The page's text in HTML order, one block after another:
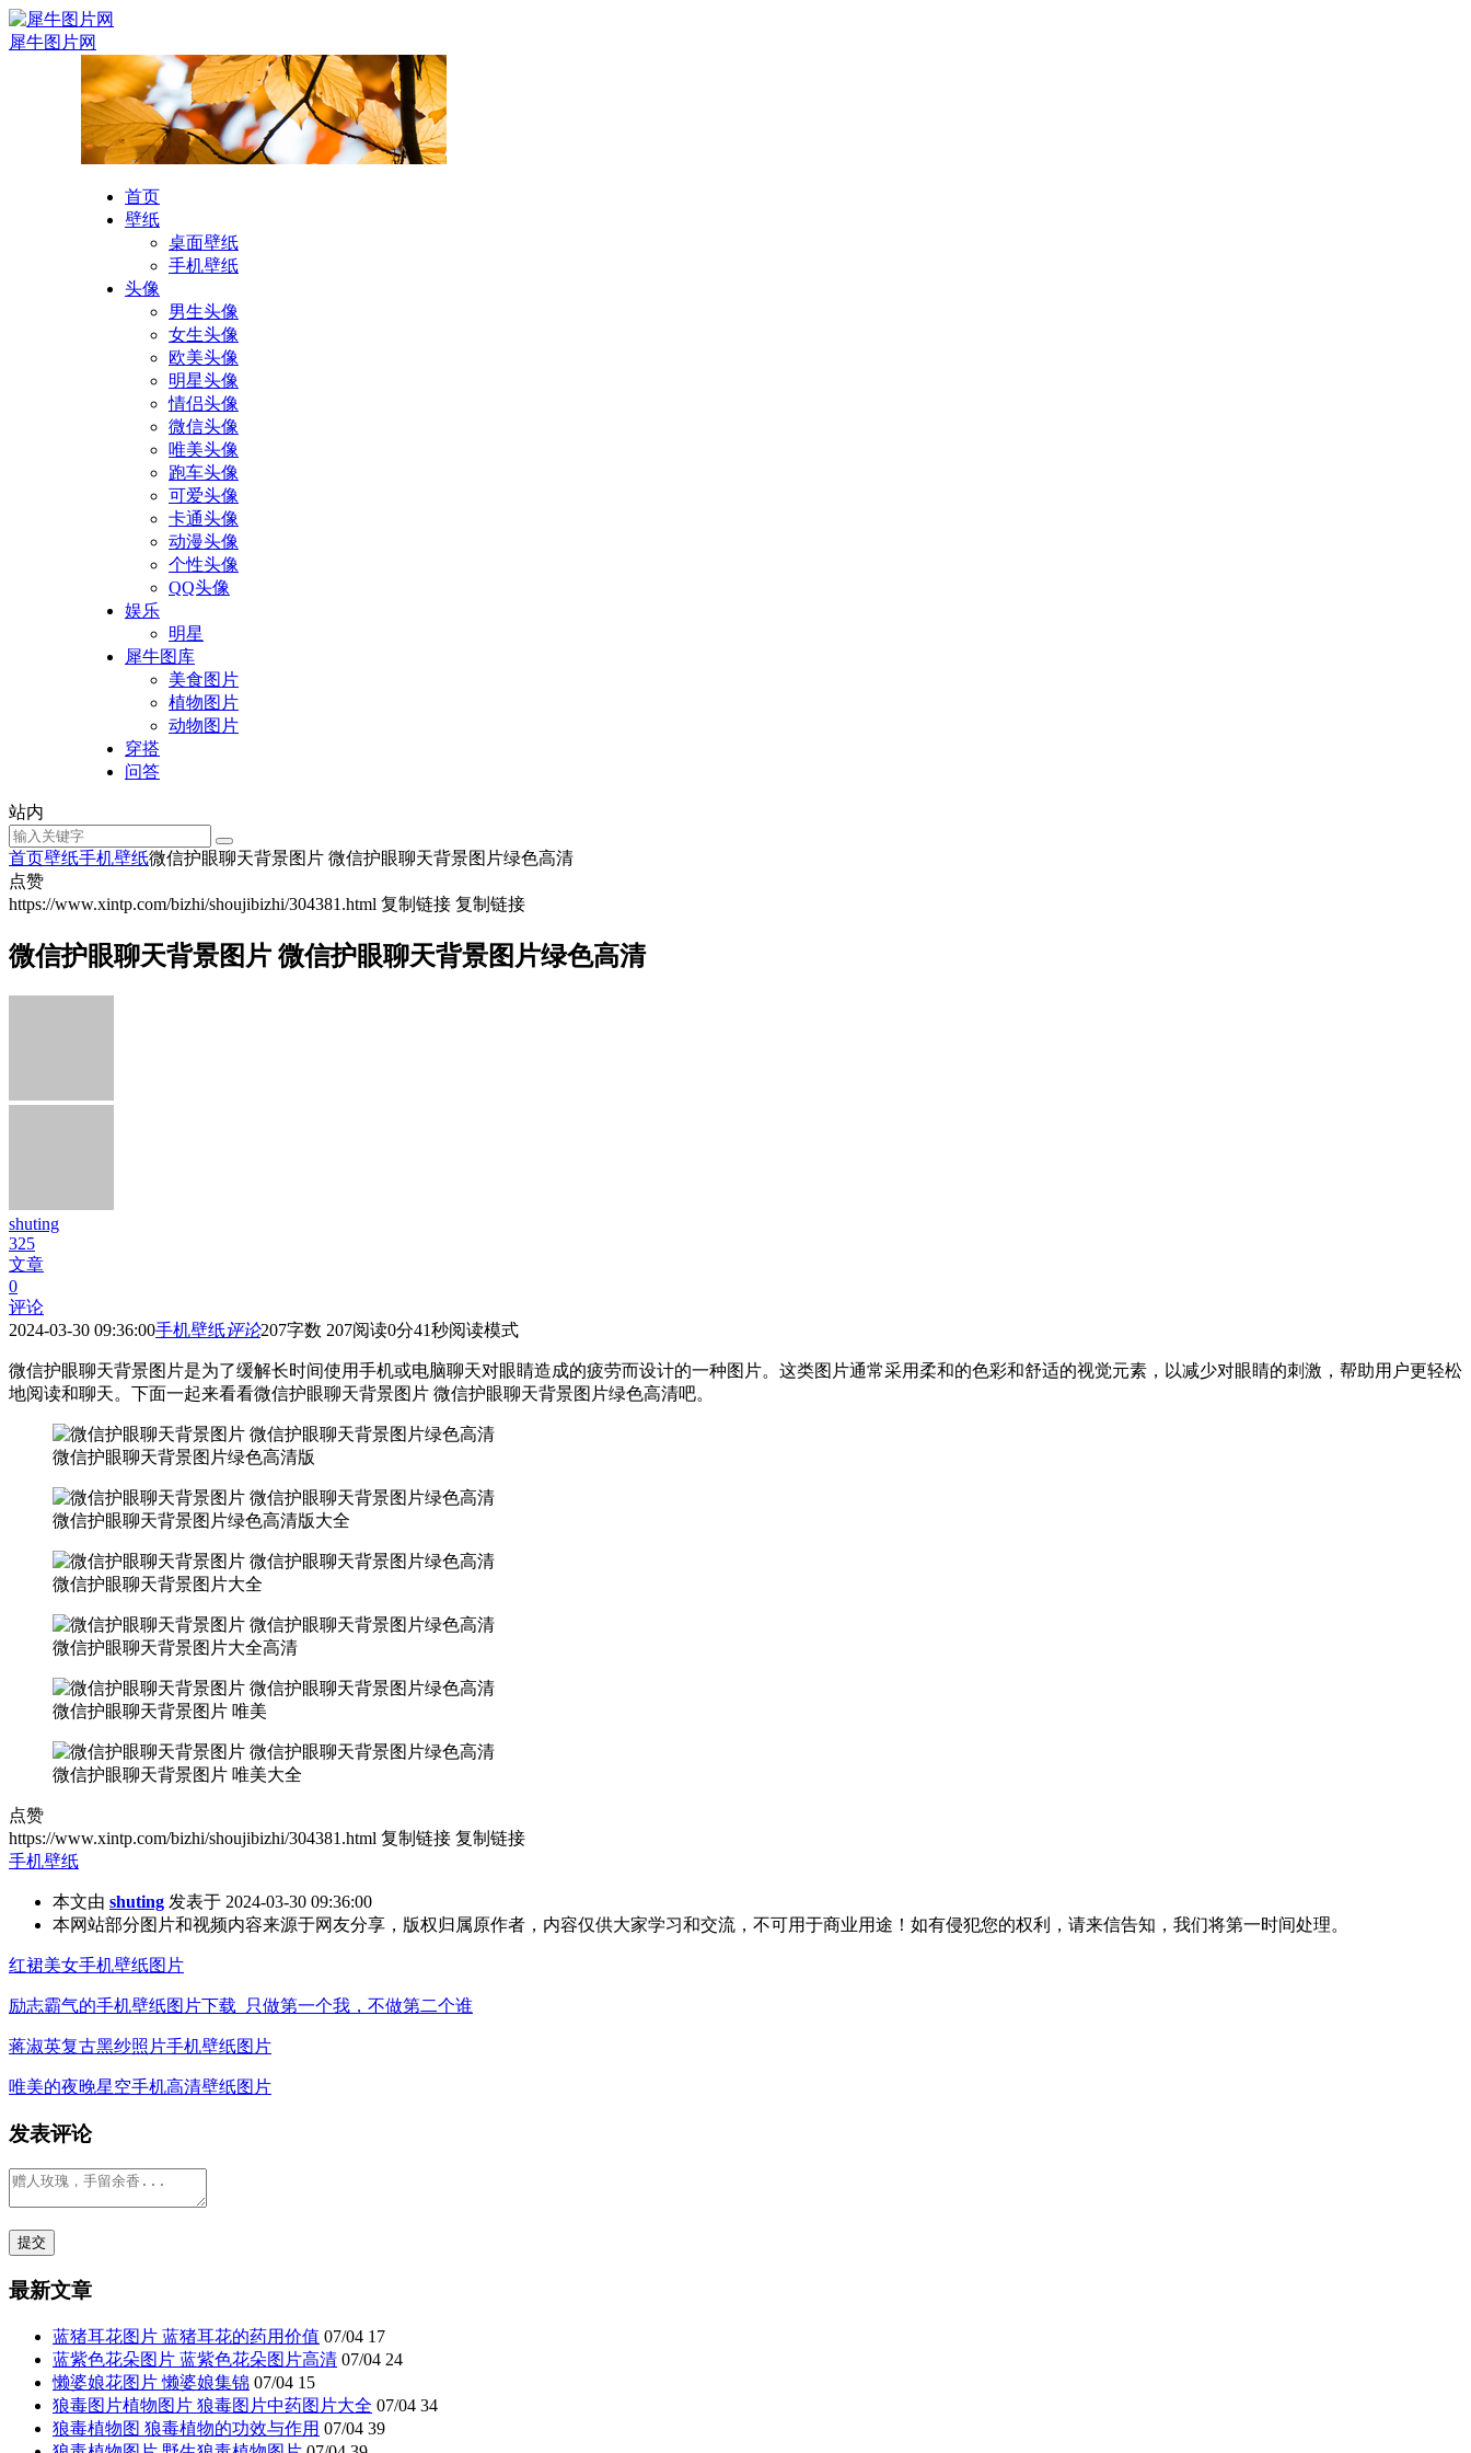
犀牛图片网
首页
壁纸
桌面壁纸
手机壁纸
头像
男生头像
女生头像
欧美头像
明星头像
情侣头像
微信头像
唯美头像
跑车头像
可爱头像
卡通头像
动漫头像
个性头像
QQ头像
娱乐
明星
犀牛图库
美食图片
植物图片
动物图片
穿搭
问答
站内
首页壁纸手机壁纸微信护眼聊天背景图片 微信护眼聊天背景图片绿色高清
点赞
https://www.xintp.com/bizhi/shoujibizhi/304381.html 复制链接 复制链接
微信护眼聊天背景图片 微信护眼聊天背景图片绿色高清
shuting
325
文章
0
评论
2024-03-30 09:36:00手机壁纸评论207字数 207阅读0分41秒阅读模式
微信护眼聊天背景图片是为了缓解长时间使用手机或电脑聊天对眼睛造成的疲劳而设计的一种图片。这类图片通常采用柔和的色彩和舒适的视觉元素，以减少对眼睛的刺激，帮助用户更轻松
地阅读和聊天。下面一起来看看微信护眼聊天背景图片 微信护眼聊天背景图片绿色高清吧。
微信护眼聊天背景图片绿色高清版
微信护眼聊天背景图片绿色高清版大全
微信护眼聊天背景图片大全
微信护眼聊天背景图片大全高清
微信护眼聊天背景图片 唯美
微信护眼聊天背景图片 唯美大全
点赞
https://www.xintp.com/bizhi/shoujibizhi/304381.html 复制链接 复制链接
手机壁纸
本文由 shuting 发表于 2024-03-30 09:36:00
本网站部分图片和视频内容来源于网友分享，版权归属原作者，内容仅供大家学习和交流，不可用于商业用途！如有侵犯您的权利，请来信告知，我们将第一时间处理。
红裙美女手机壁纸图片
励志霸气的手机壁纸图片下载_只做第一个我，不做第二个谁
蒋淑英复古黑纱照片手机壁纸图片
唯美的夜晚星空手机高清壁纸图片
发表评论
最新文章
蓝猪耳花图片 蓝猪耳花的药用价值 07/04 17
蓝紫色花朵图片 蓝紫色花朵图片高清 07/04 24
懒婆娘花图片 懒婆娘集锦 07/04 15
狼毒图片植物图片 狼毒图片中药图片大全 07/04 34
狼毒植物图 狼毒植物的功效与作用 07/04 39